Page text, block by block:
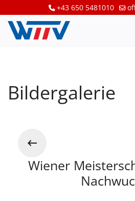
+43 650 5481010
Bildergalerie
Wiener